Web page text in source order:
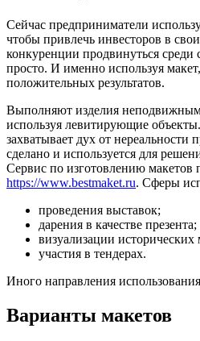
Сейчас предприниматели
чтобы привлечь инвесторов в
конкуренции продвинуться среди
просто. И именно используя
положительных результатов.
Выполняют изделия
используя левитирующие
захватывает дух от нереальности
сделано и используется для
Сервис по изготовлению макетов
https://www.bestmaket.ru. Сферы
проведения выставок;
дарения в качестве презента;
визуализации исторических
участия в тендерах.
Иного направления
Варианты макетов